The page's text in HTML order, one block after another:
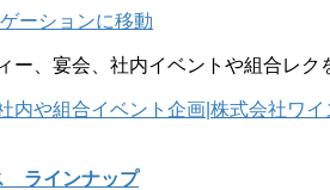
ーションに移動
ー、宴会、社内イベントや組合レ
内や組合イベント企画|株式会社ワ
ラインナップ